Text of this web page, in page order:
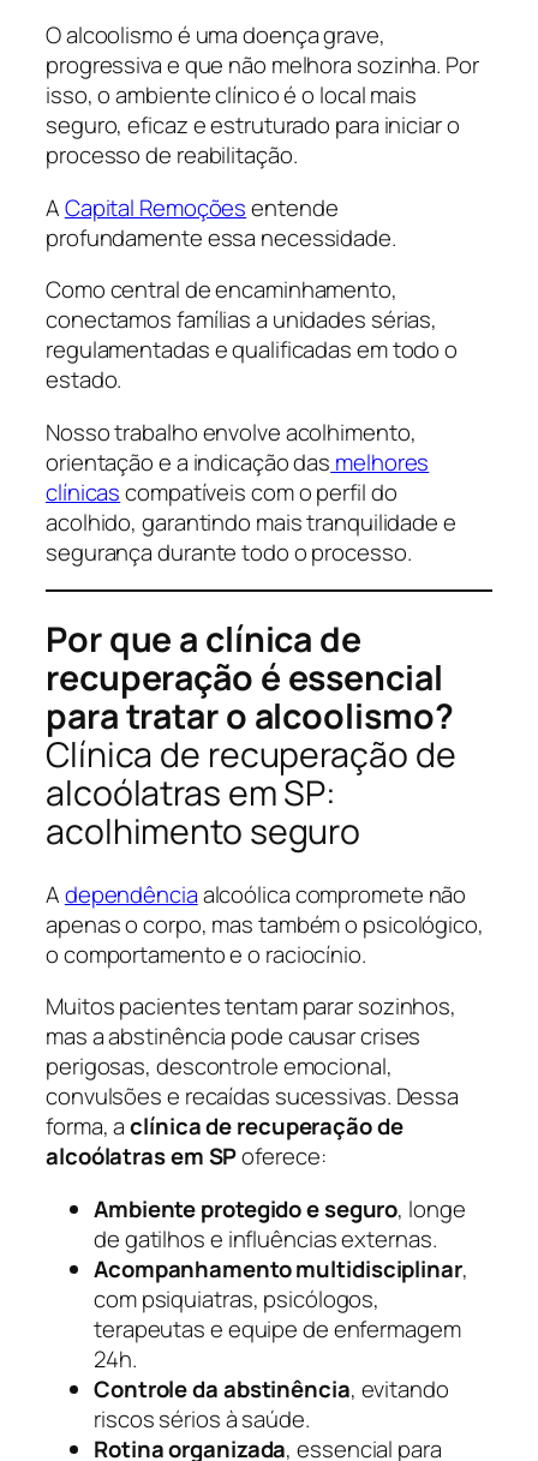
O alcoolismo é uma doença grave,
progressiva e que não melhora sozinha. Por
isso, o ambiente clínico é o local mais
seguro, eficaz e estruturado para iniciar o
processo de reabilitação.
ACapital Remoçõesentende
profundamente essa necessidade.
Como central de encaminhamento,
conectamos famílias a unidades sérias,
regulamentadas e qualificadas em todo o
estado.
Nosso trabalho envolve acolhimento,
orientação e a indicação das melhores
clínicascompatíveis com o perfil do
acolhido, garantindo mais tranquilidade e
segurança durante todo o processo.
Por que a clínica de
recuperação é essencial
para tratar o alcoolismo?
Clínica de recuperação de
alcoólatras em SP:
acolhimento seguro
Adependênciaalcoólica compromete não
apenas o corpo, mas também o psicológico,
o comportamento e o raciocínio.
Muitos pacientes tentam parar sozinhos,
mas a abstinência pode causar crises
perigosas, descontrole emocional,
convulsões e recaídas sucessivas. Dessa
forma, aclínica de recuperação de
alcoólatras em SPoferece:
Ambiente protegido e seguro, longe
de gatilhos e influências externas.
Acompanhamento multidisciplinar,
com psiquiatras, psicólogos,
terapeutas e equipe de enfermagem
24h.
Controle da abstinência, evitando
riscos sérios à saúde.
Rotina organizada, essencial para